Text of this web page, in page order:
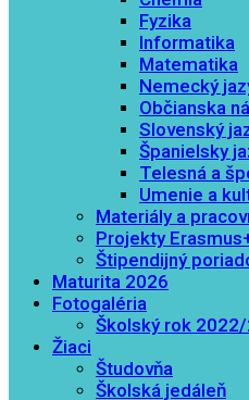
Fyzika
Informatika
Matematika
Nemecký
Občianska
Slovenský
Španielsky
Telesná a
Umenie a
Materiály a
Projekty
Štipendijný
Maturita 2026
Fotogaléria
Školský rok
Žiaci
Študovňa
Školská jedáleň